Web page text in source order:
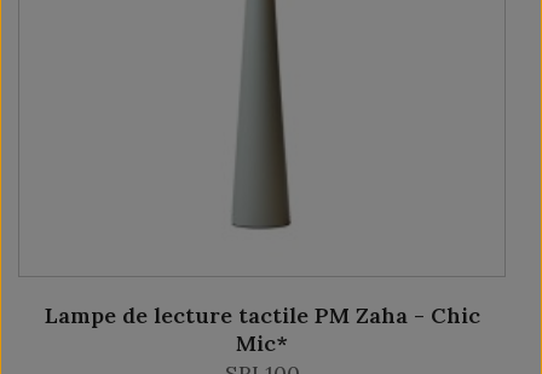
Lampe de lecture tactile PM Zaha - Chic
Mic*